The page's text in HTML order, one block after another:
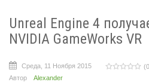
Unreal Engine 4
NVIDIA GameWorks VR
Среда, 11 Ноября 2015
Автор
Alexander